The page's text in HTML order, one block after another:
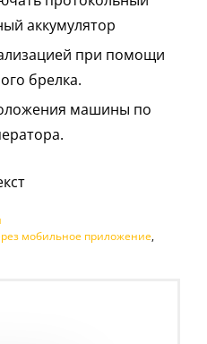
аккумулятор
при помощи
брелка.
машины по
мобильное приложение,